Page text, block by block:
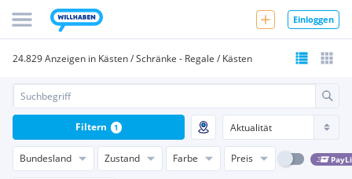
Einloggen
24.829 Anzeigen in Kästen / Schränke - Regale / Kästen
Bundesland Zustand Farbe Preis
Filtern 1